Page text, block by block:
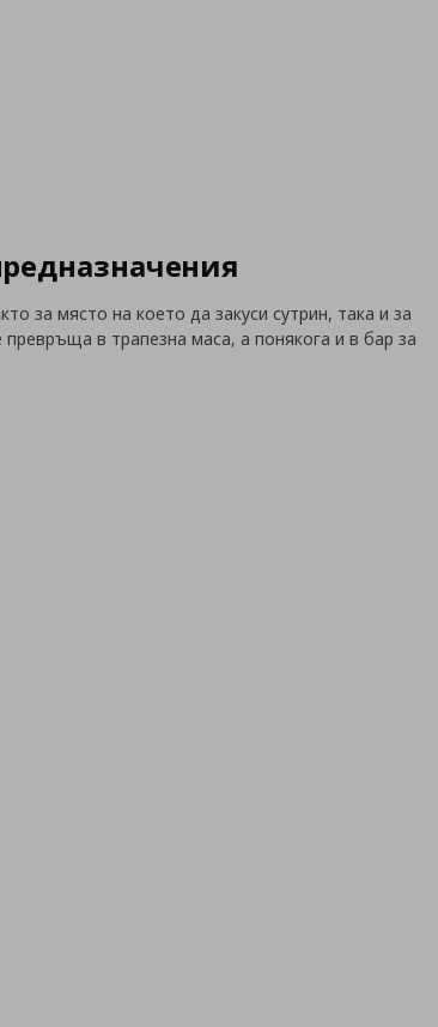
за място на което да закуси сутрин, така и за
в трапезна маса, а понякога и в бар за